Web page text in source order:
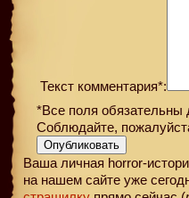
Текст комментария*:
*Все поля обязательны
Соблюдайте,
Опубликовать
Ваша личная horror-
на нашем сайте уже